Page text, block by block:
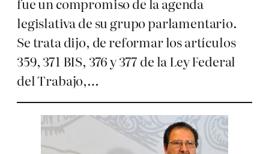
fue un compromiso de la agenda
legislativa de su grupo parlamentario.
Se trata dijo, de reformar los artículos
359, 371 BIS, 376 y 377 de la Ley Federal
del Trabajo,…